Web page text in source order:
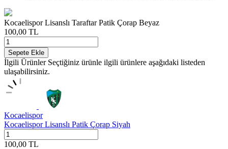
Kocaelispor Lisanslı Taraftar Patik Çorap Beyaz
100,00 TL
Sepete Ekle
İlgili Ürünler Seçtiğiniz ürünle ilgili ürünlere aşağıdaki listeden
ulaşabilirsiniz.
Kocaelispor
Kocaelispor Lisanslı Patik Çorap Siyah
100,00 TL